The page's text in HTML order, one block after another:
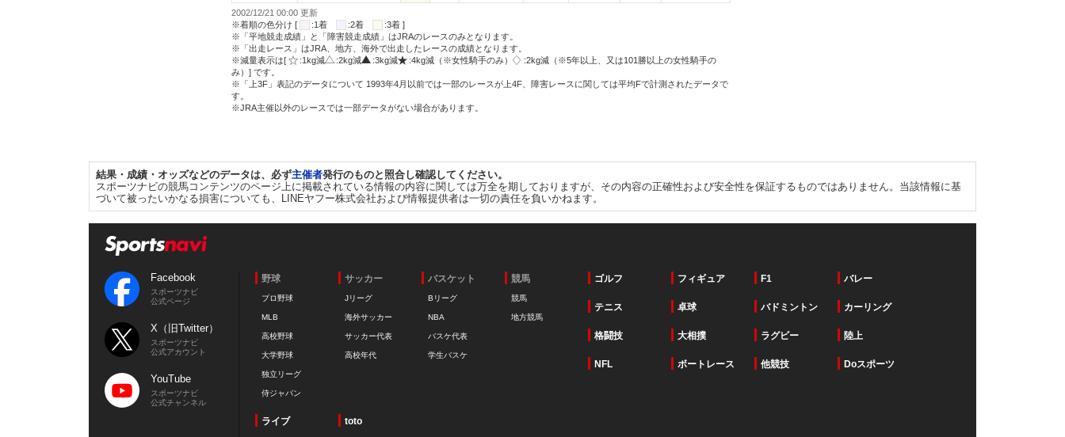
2002/12/21 00:00 更新
※着順の色分け [
:1着 :2着
:3着 ]
※「平地競走成績」と「障害競走成績」はJRAのレースのみとなります。
※「出走レース」はJRA、地方、海外で出走したレースの成績となります。
※減量表示は[
:1kg減 :2kg減 :3kg減 :4kg減（※女性騎手のみ）
:2kg減（※5年以上、又は101勝以上の女性騎手の
み）] です。
※「上3F」表記のデータについて 1993年4月以前では一部のレースが上4F、障害レースに関しては平均Fで計測されたデータで
す。
※JRA主催以外のレースでは一部データがない場合があります。
結果・成績・オッズなどのデータは、必ず主催者発行のものと照合し確認してください。
スポーツナビの競馬コンテンツのページ上に掲載されている情報の内容に関しては万全を期しておりますが、その内容の正確性および安全性を保証するものではありません。当該情報に基
づいて被ったいかなる損害についても、LINEヤフー株式会社および情報提供者は一切の責任を負いかねます。
Facebook
スポーツナビ
公式ページ
X（旧Twitter）
スポーツナビ
公式アカウント
YouTube
スポーツナビ
公式チャンネル
野球
プロ野球
MLB
高校野球
大学野球
独立リーグ
侍ジャパン
サッカー
Jリーグ
海外サッカー
サッカー代表
高校年代
バスケット
Bリーグ
NBA
バスケ代表
学生バスケ
競馬
競馬
地方競馬
ゴルフ フィギュア F1 バレー
テニス 卓球 バドミントン カーリング
格闘技 大相撲 ラグビー 陸上
NFL ボートレース 他競技 Doスポーツ
ライブ toto